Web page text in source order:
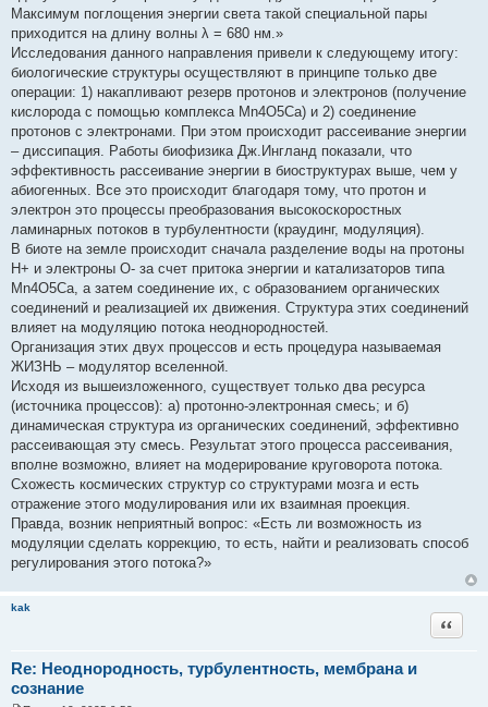
Максимум поглощения энергии света такой специальной пары
приходится на длину волны λ = 680 нм.»
Исследования данного направления привели к следующему итогу:
биологические структуры осуществляют в принципе только две
операции: 1) накапливают резерв протонов и электронов (получение
кислорода с помощью комплекса Mn4O5Ca) и 2) соединение
протонов с электронами. При этом происходит рассеивание энергии
– диссипация. Работы биофизика Дж.Ингланд показали, что
эффективность рассеивание энергии в биоструктурах выше, чем у
абиогенных. Все это происходит благодаря тому, что протон и
электрон это процессы преобразования высокоскоростных
ламинарных потоков в турбулентности (краудинг, модуляция).
В биоте на земле происходит сначала разделение воды на протоны
H+ и электроны O- за счет притока энергии и катализаторов типа
Mn4O5Ca, а затем соединение их, с образованием органических
соединений и реализацией их движения. Структура этих соединений
влияет на модуляцию потока неоднородностей.
Организация этих двух процессов и есть процедура называемая
ЖИЗНЬ – модулятор вселенной.
Исходя из вышеизложенного, существует только два ресурса
(источника процессов): а) протонно-электронная смесь; и б)
динамическая структура из органических соединений, эффективно
рассеивающая эту смесь. Результат этого процесса рассеивания,
вполне возможно, влияет на модерирование круговорота потока.
Схожесть космических структур со структурами мозга и есть
отражение этого модулирования или их взаимная проекция.
Правда, возник неприятный вопрос: «Есть ли возможность из
модуляции сделать коррекцию, то есть, найти и реализовать способ
регулирования этого потока?»
kak
Re: Неоднородность, турбулентность, мембрана и
сознание
Цитата